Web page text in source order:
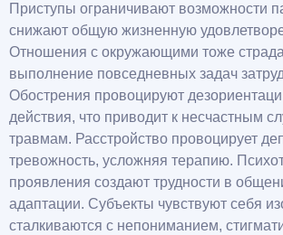
Приступы ограничивают возможности
снижают общую жизненную
Отношения с окружающими тоже
выполнение повседневных задач
Обострения провоцируют
действия, что приводит к несчастным
травмам. Расстройство провоцирует
тревожность, усложняя терапию.
проявления создают трудности в
адаптации. Субъекты чувствуют себя
сталкиваются с непониманием,